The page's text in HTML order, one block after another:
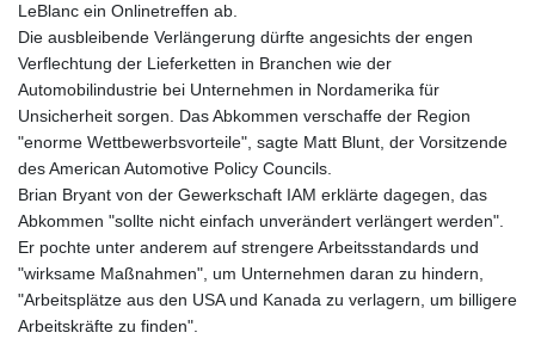
LeBlanc ein Onlinetreffen ab.
Die ausbleibende Verlängerung dürfte angesichts der engen
Verflechtung der Lieferketten in Branchen wie der
Automobilindustrie bei Unternehmen in Nordamerika für
Unsicherheit sorgen. Das Abkommen verschaffe der Region
"enorme Wettbewerbsvorteile", sagte Matt Blunt, der Vorsitzende
des American Automotive Policy Councils.
Brian Bryant von der Gewerkschaft IAM erklärte dagegen, das
Abkommen "sollte nicht einfach unverändert verlängert werden".
Er pochte unter anderem auf strengere Arbeitsstandards und
"wirksame Maßnahmen", um Unternehmen daran zu hindern,
"Arbeitsplätze aus den USA und Kanada zu verlagern, um billigere
Arbeitskräfte zu finden".